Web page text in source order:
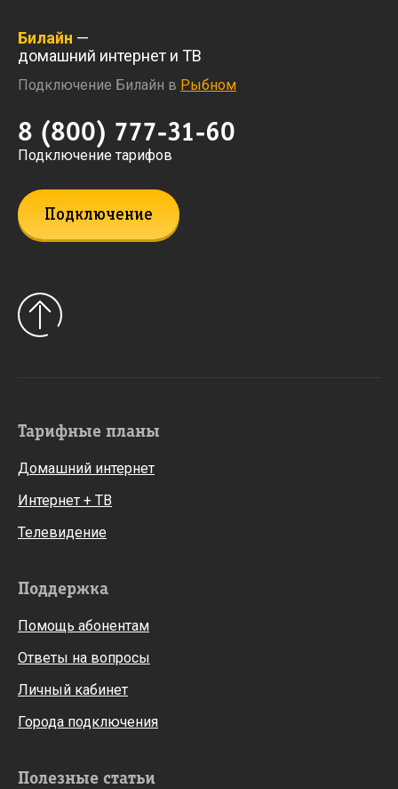
Билайн —
домашний интернет и ТВ
Подключение Билайн в Рыбном
8 (800) 777-31-60
Подключение тарифов
Подключение
Тарифные планы
Домашний интернет
Интернет + ТВ
Телевидение
Поддержка
Помощь абонентам
Ответы на вопросы
Личный кабинет
Города подключения
Полезные статьи